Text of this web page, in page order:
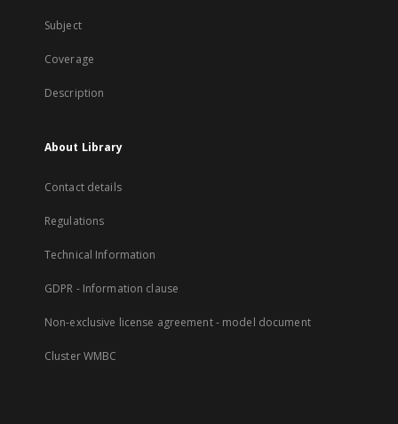
Subject
Coverage
Description
About Library
Contact details
Regulations
Technical Information
GDPR - Information clause
Non-exclusive license agreement - model document
Cluster WMBC